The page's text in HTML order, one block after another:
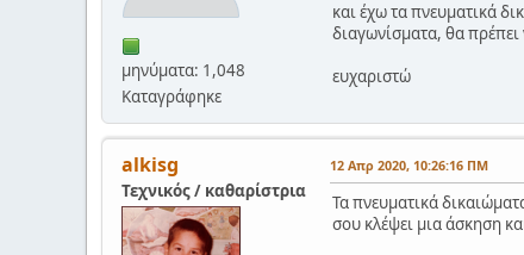
μηνύματα: 1,048
Καταγράφηκε
και έχω τα πνευματικά
διαγωνίσματα, θα
ευχαριστώ
alkisg
Τεχνικός / καθαρίστρια
12 Απρ 2020, 10:26:16 ΠΜ
Τα πνευματικά
σου κλέψει μια άσκηση